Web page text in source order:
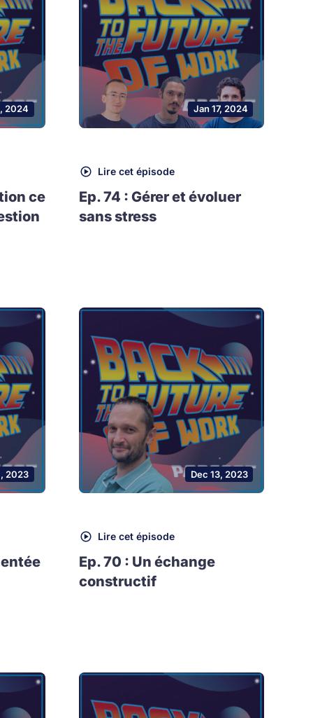
2024
ce
Jan 17, 2024
Lire cet épisode
Ep. 74 : Gérer et évoluer
sans stress
2023 Dec 13, 2023
Lire cet épisode
Ep. 70 : Un échange
constructif